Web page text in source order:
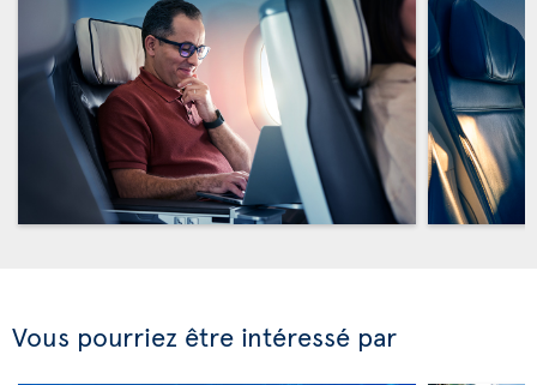
Vous pourriez être intéressé par